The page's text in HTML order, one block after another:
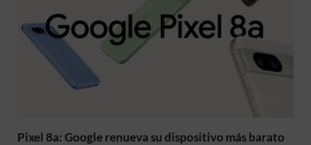
Pixel 8a: Google renueva su dispositivo más barato